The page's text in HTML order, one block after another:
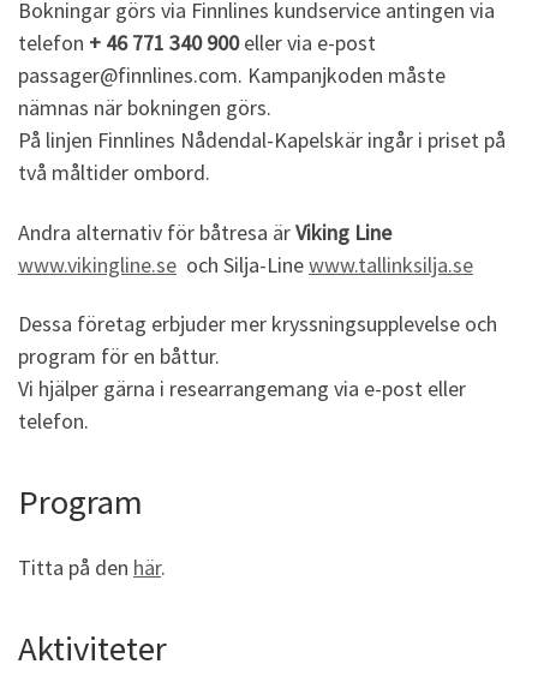
Bokningar görs via Finnlines kundservice antingen via
telefon + 46 771 340 900eller via e-post
passager@finnlines.com. Kampanjkoden måste
nämnas när bokningen görs.
På linjen Finnlines Nådendal-Kapelskär ingår i priset på
två måltider ombord.
Andra alternativ för båtresa ärViking Line
www.vikingline.se och Silja-Linewww.tallinksilja.se
Dessa företag erbjuder mer kryssningsupplevelse och
program för en båttur.
Vi hjälper gärna i researrangemang via e-post eller
telefon.
Program
Titta på den här.
Aktiviteter